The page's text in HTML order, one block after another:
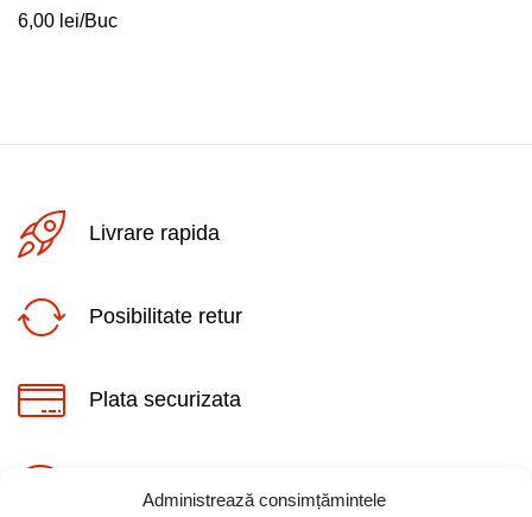
Administrează consimțămintele
6,00 lei/Buc
Livrare rapida
Posibilitate retur
Plata securizata